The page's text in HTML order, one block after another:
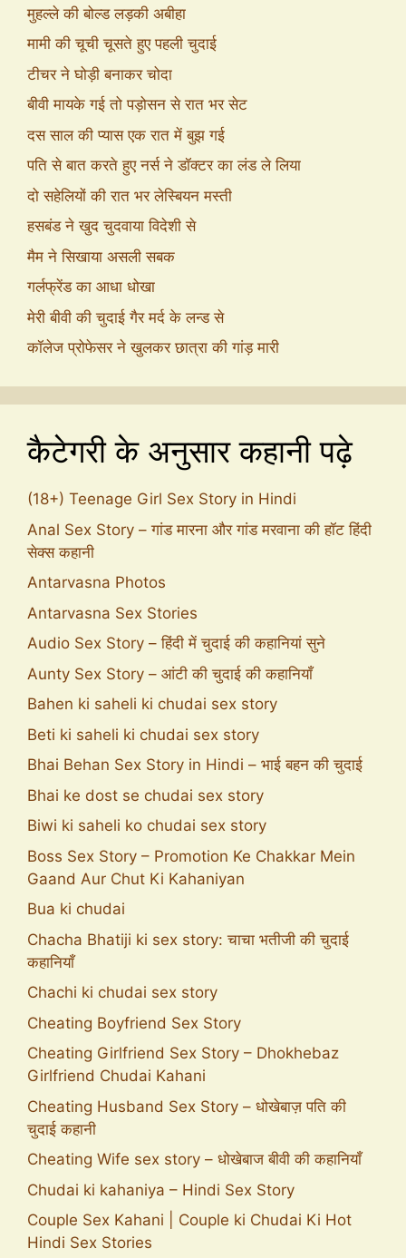
मुहल्ले की बोल्ड लड़की अबीहा
मामी की चूची चूसते हुए पहली चुदाई
टीचर ने घोड़ी बनाकर चोदा
बीवी मायके गई तो पड़ोसन से रात भर सेट
दस साल की प्यास एक रात में बुझ गई
पति से बात करते हुए नर्स ने डॉक्टर का लंड ले लिया
दो सहेलियों की रात भर लेस्बियन मस्ती
हसबंड ने खुद चुदवाया विदेशी से
मैम ने सिखाया असली सबक
गर्लफ्रेंड का आधा धोखा
मेरी बीवी की चुदाई गैर मर्द के लन्ड से
कॉलेज प्रोफेसर ने खुलकर छात्रा की गांड़ मारी
कैटेगरी के अनुसार कहानी पढ़े
(18+) Teenage Girl Sex Story in Hindi
Anal Sex Story – गांड मारना और गांड मरवाना की हॉट हिंदी
सेक्स कहानी
Antarvasna Photos
Antarvasna Sex Stories
Audio Sex Story – हिंदी में चुदाई की कहानियां सुने
Aunty Sex Story – आंटी की चुदाई की कहानियाँ
Bahen ki saheli ki chudai sex story
Beti ki saheli ki chudai sex story
Bhai Behan Sex Story in Hindi – भाई बहन की चुदाई
Bhai ke dost se chudai sex story
Biwi ki saheli ko chudai sex story
Boss Sex Story – Promotion Ke Chakkar Mein
Gaand Aur Chut Ki Kahaniyan
Bua ki chudai
Chacha Bhatiji ki sex story: चाचा भतीजी की चुदाई
कहानियाँ
Chachi ki chudai sex story
Cheating Boyfriend Sex Story
Cheating Girlfriend Sex Story – Dhokhebaz
Girlfriend Chudai Kahani
Cheating Husband Sex Story – धोखेबाज़ पति की
चुदाई कहानी
Cheating Wife sex story – धोखेबाज बीवी की कहानियाँ
Chudai ki kahaniya – Hindi Sex Story
Couple Sex Kahani | Couple ki Chudai Ki Hot
Hindi Sex Stories